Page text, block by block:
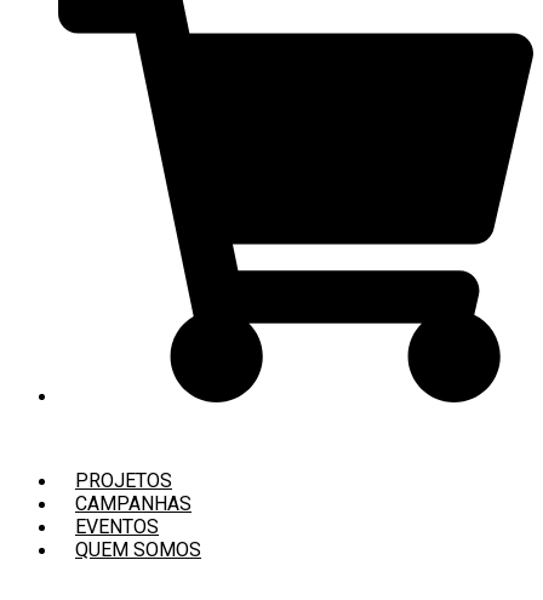
PROJETOS
CAMPANHAS
EVENTOS
QUEM SOMOS